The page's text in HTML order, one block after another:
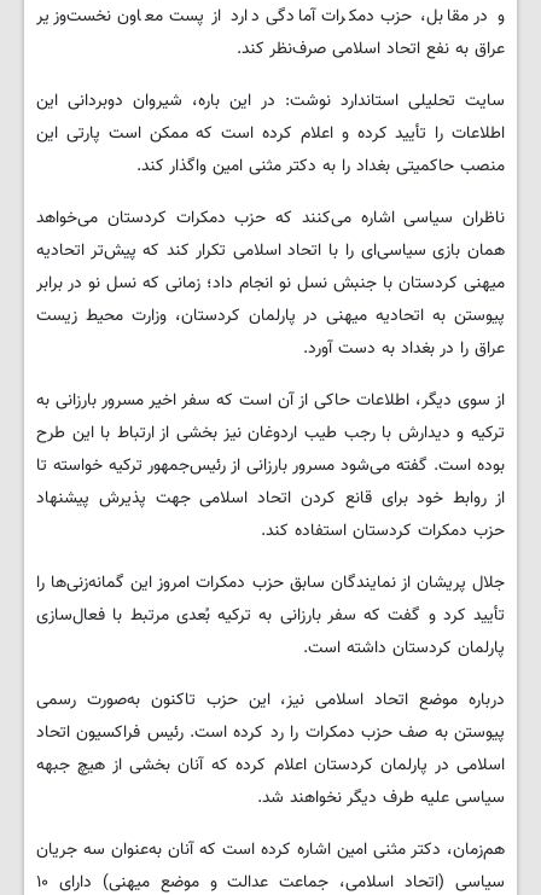
و در مقابل، حزب دمکرات آمادگی دارد از پست معاون نخست‌وزیر
عراق به نفع اتحاد اسلامی صرف‌نظر کند.
سایت تحلیلی استاندارد نوشت: در این باره، شیروان دوبردانی این
اطلاعات را تأیید کرده و اعلام کرده است که ممکن است پارتی این
منصب حاکمیتی بغداد را به دکتر مثنی امین واگذار کند.
ناظران سیاسی اشاره می‌کنند که حزب دمکرات کردستان می‌خواهد
همان بازی سیاسی‌ای را با اتحاد اسلامی تکرار کند که پیش‌تر اتحادیه
میهنی کردستان با جنبش نسل نو انجام داد؛ زمانی که نسل نو در برابر
پیوستن به اتحادیه میهنی در پارلمان کردستان، وزارت محیط زیست
عراق را در بغداد به دست آورد.
از سوی دیگر، اطلاعات حاکی از آن است که سفر اخیر مسرور بارزانی به
ترکیه و دیدارش با رجب طیب اردوغان نیز بخشی از ارتباط با این طرح
بوده است. گفته می‌شود مسرور بارزانی از رئیس‌جمهور ترکیه خواسته تا
از روابط خود برای قانع کردن اتحاد اسلامی جهت پذیرش پیشنهاد
حزب دمکرات کردستان استفاده کند.
جلال پریشان از نمایندگان سابق حزب دمکرات امروز این گمانه‌زنی‌ها را
تأیید کرد و گفت که سفر بارزانی به ترکیه بُعدی مرتبط با فعال‌سازی
پارلمان کردستان داشته است.
درباره موضع اتحاد اسلامی نیز، این حزب تاکنون به‌صورت رسمی
پیوستن به صف حزب دمکرات را رد کرده است. رئیس فراکسیون اتحاد
اسلامی در پارلمان کردستان اعلام کرده که آنان بخشی از هیچ جبهه
سیاسی علیه طرف دیگر نخواهند شد.
هم‌زمان، دکتر مثنی امین اشاره کرده است که آنان به‌عنوان سه جریان
سیاسی (اتحاد اسلامی، جماعت عدالت و موضع میهنی) دارای ۱۰